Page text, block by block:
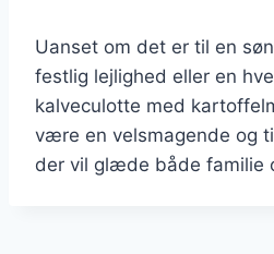
Uanset om det er til en
festlig lejlighed eller en
kalveculotte med
være en velsmagende og
der vil glæde både familie